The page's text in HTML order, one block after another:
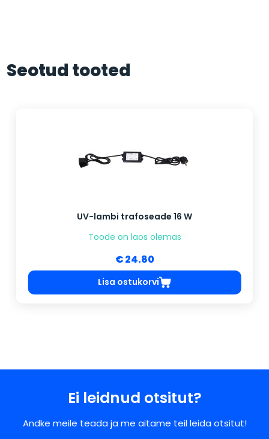
Seotud tooted
UV-lambi trafoseade 16 W
Toode on laos olemas
€ 24.80
Lisa ostukorvi
Ei leidnud otsitut?
Andke meile teada ja me aitame teil leida otsitut!